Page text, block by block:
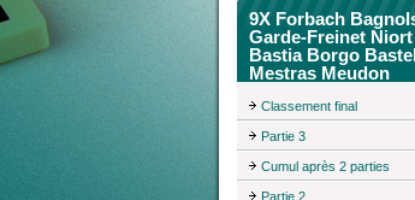
9X Forbach
Garde-Freinet
Bastia Borgo
Mestras Meudon
Classement final
Partie 3
Cumul après 2 parties
Partie 2